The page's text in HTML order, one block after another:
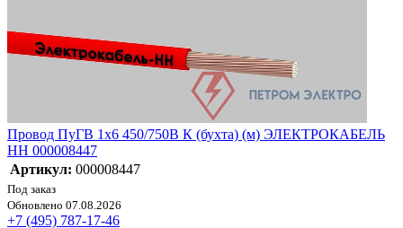
Провод ПуГВ 1х6 450/750В К (бухта) (м) ЭЛЕКТРОКАБЕЛЬ
НН 000008447
Артикул: 000008447
Под заказ
Обновлено 07.08.2026
+7 (495) 787-17-46